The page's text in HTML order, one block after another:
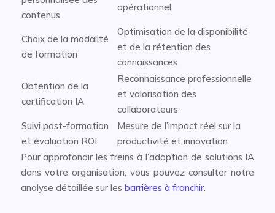
contenus
opérationnel
Choix de la modalité
de formation
Optimisation de la disponibilité
et de la rétention des
connaissances
Obtention de la
certification IA
Reconnaissance professionnelle
et valorisation des
collaborateurs
Suivi post-formation
et évaluation ROI
Mesure de l’impact réel sur la
productivité et innovation
Pour approfondir les freins à l’adoption de solutions IA
dans votre organisation, vous pouvez consulter notre
analyse détaillée sur les barrières à franchir.